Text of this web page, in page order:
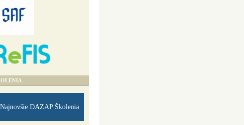
Najnovšie DAZAP Školenia